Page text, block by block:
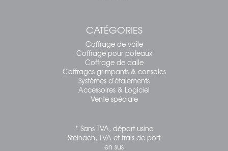
CATÉGORIES
Coffrage de voile
Coffrage pour poteaux
Coffrage de dalle
Coffrages grimpants & consoles
Systèmes d'étaiements
Accessoires & Logiciel
Vente spéciale
* Sans TVA, départ usine
Steinach, TVA et frais de port
en sus